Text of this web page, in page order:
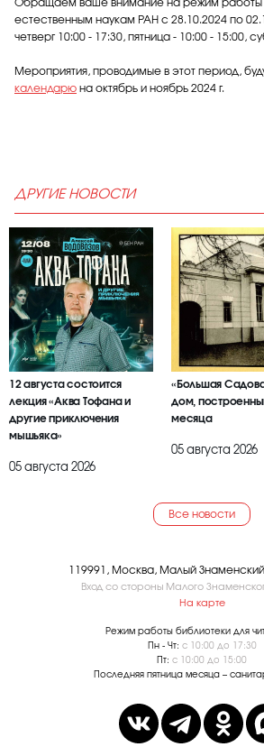
Обращаем ваше внимание на режим работы
естественным наукам РАН с 28.10.2024 по
четверг 10:00 - 17:30, пятница - 10:00 - 15:00,
Мероприятия, проводимые в этот период,
календарю на октябрь и ноябрь 2024 г.
ДРУГИЕ НОВОСТИ
12 августа состоится
лекция «Аква Тофана и
другие приключения
мышьяка»
05 августа 2026
«Большая
дом,
месяца
05 августа 2026
Все новости
119991, Москва, Малый
Вход со стороны Малого
На карте
Режим работы библиотеки для
Пн - Чт: с 10:00 до 17:30
Пт: с 10:00 до 15:00
Последняя пятница месяца –